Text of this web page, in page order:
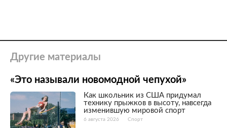
Другие материалы
«Это называли новомодной чепухой»
Как школьник из США придумал
технику прыжков в высоту, навсегда
изменившую мировой спорт
6 августа 2026 Спорт